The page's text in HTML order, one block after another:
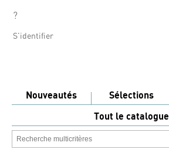
?
S'identifier
Nouveautés Sélections
Tout le catalogue